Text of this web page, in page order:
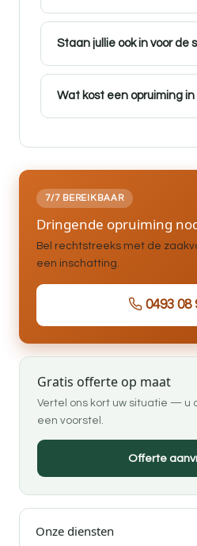
Staan jullie ook in voor de
Wat kost een opruiming
7/7 BEREIKBAAR
Dringende opruiming
Bel rechtstreeks met de
een inschatting.
0493 08
Gratis offerte op maat
Vertel ons kort uw situatie — u
een voorstel.
Offerte
Onze diensten